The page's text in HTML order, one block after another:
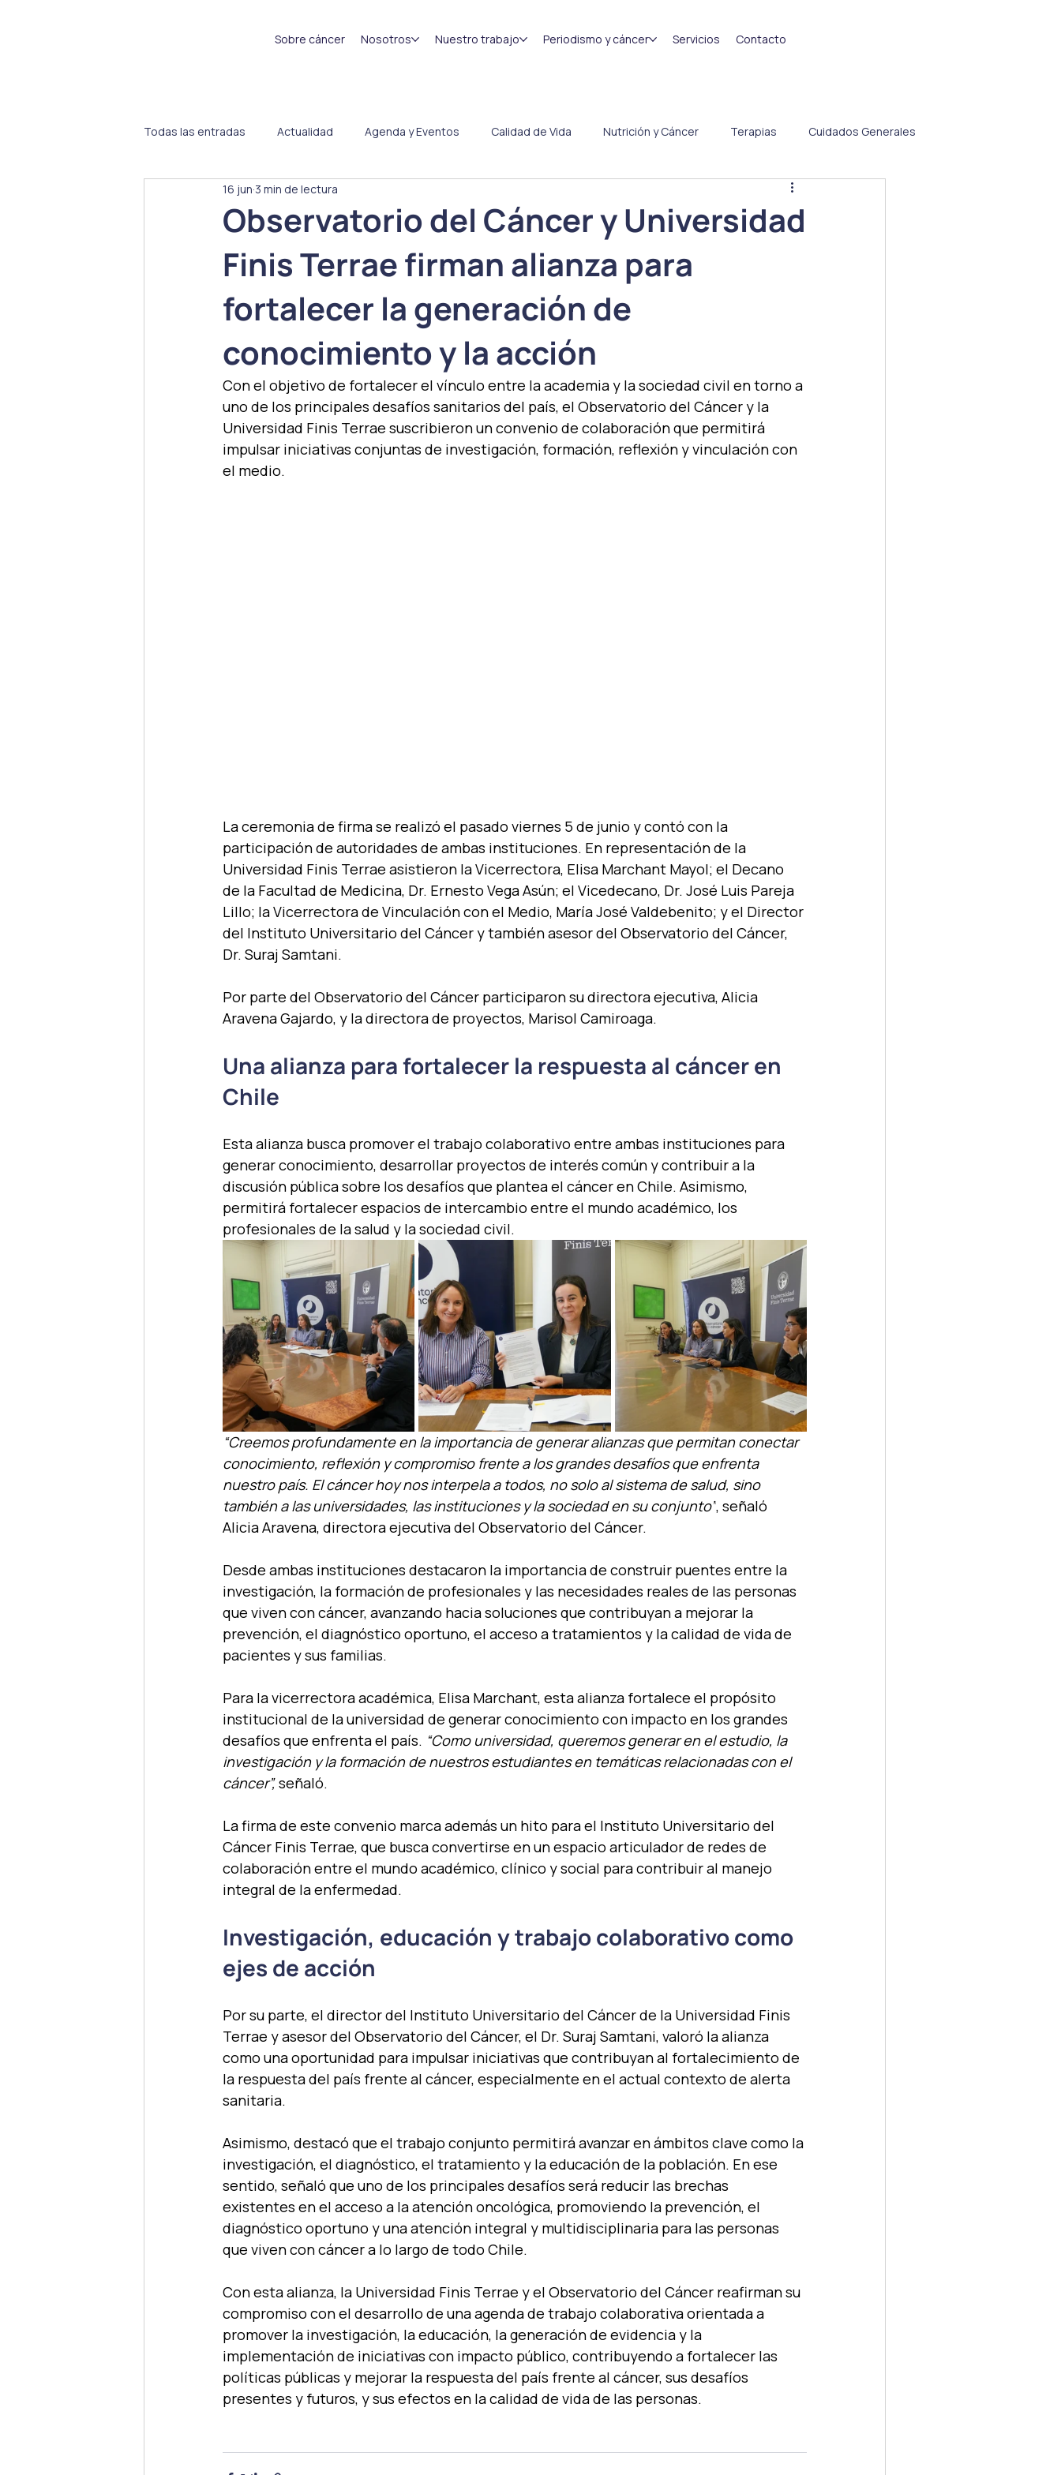
Sobre cáncer Nosotros Nuestro trabajo Periodismo y cáncer Servicios Contacto
Todas las entradas Actualidad Agenda y Eventos Calidad de Vida Nutrición y Cáncer Terapias Cuidados Generales
Sin categoría Proyectos
Observatorio del Cáncer y Universidad
Finis Terrae firman alianza para
fortalecer la generación de
conocimiento y la acción
16 jun 3 min de lectura
Con el objetivo de fortalecer el vínculo entre la academia y la sociedad civil en torno a
uno de los principales desafíos sanitarios del país, el Observatorio del Cáncer y la
Universidad Finis Terrae suscribieron un convenio de colaboración que permitirá
impulsar iniciativas conjuntas de investigación, formación, reflexión y vinculación con
el medio.
La ceremonia de firma se realizó el pasado viernes 5 de junio y contó con la
participación de autoridades de ambas instituciones. En representación de la
Universidad Finis Terrae asistieron la Vicerrectora, Elisa Marchant Mayol; el Decano
de la Facultad de Medicina, Dr. Ernesto Vega Asún; el Vicedecano, Dr. José Luis Pareja
Lillo; la Vicerrectora de Vinculación con el Medio, María José Valdebenito; y el Director
del Instituto Universitario del Cáncer y también asesor del Observatorio del Cáncer,
Dr. Suraj Samtani.
Por parte del Observatorio del Cáncer participaron su directora ejecutiva, Alicia
Aravena Gajardo, y la directora de proyectos, Marisol Camiroaga.
Una alianza para fortalecer la respuesta al cáncer en
Chile
Esta alianza busca promover el trabajo colaborativo entre ambas instituciones para
generar conocimiento, desarrollar proyectos de interés común y contribuir a la
discusión pública sobre los desafíos que plantea el cáncer en Chile. Asimismo,
permitirá fortalecer espacios de intercambio entre el mundo académico, los
profesionales de la salud y la sociedad civil.
“Creemos profundamente en la importancia de generar alianzas que permitan conectar
conocimiento, reflexión y compromiso frente a los grandes desafíos que enfrenta
nuestro país. El cáncer hoy nos interpela a todos, no solo al sistema de salud, sino
también a las universidades, las instituciones y la sociedad en su conjunto”, señaló
Alicia Aravena, directora ejecutiva del Observatorio del Cáncer.
Desde ambas instituciones destacaron la importancia de construir puentes entre la
investigación, la formación de profesionales y las necesidades reales de las personas
que viven con cáncer, avanzando hacia soluciones que contribuyan a mejorar la
prevención, el diagnóstico oportuno, el acceso a tratamientos y la calidad de vida de
pacientes y sus familias.
Para la vicerrectora académica, Elisa Marchant, esta alianza fortalece el propósito
institucional de la universidad de generar conocimiento con impacto en los grandes
desafíos que enfrenta el país. “Como universidad, queremos generar en el estudio, la
investigación y la formación de nuestros estudiantes en temáticas relacionadas con el
cáncer”, señaló.
La firma de este convenio marca además un hito para el Instituto Universitario del
Cáncer Finis Terrae, que busca convertirse en un espacio articulador de redes de
colaboración entre el mundo académico, clínico y social para contribuir al manejo
integral de la enfermedad.
Investigación, educación y trabajo colaborativo como
ejes de acción
Por su parte, el director del Instituto Universitario del Cáncer de la Universidad Finis
Terrae y asesor del Observatorio del Cáncer, el Dr. Suraj Samtani, valoró la alianza
como una oportunidad para impulsar iniciativas que contribuyan al fortalecimiento de
la respuesta del país frente al cáncer, especialmente en el actual contexto de alerta
sanitaria.
Asimismo, destacó que el trabajo conjunto permitirá avanzar en ámbitos clave como la
investigación, el diagnóstico, el tratamiento y la educación de la población. En ese
sentido, señaló que uno de los principales desafíos será reducir las brechas
existentes en el acceso a la atención oncológica, promoviendo la prevención, el
diagnóstico oportuno y una atención integral y multidisciplinaria para las personas
que viven con cáncer a lo largo de todo Chile.
Con esta alianza, la Universidad Finis Terrae y el Observatorio del Cáncer reafirman su
compromiso con el desarrollo de una agenda de trabajo colaborativa orientada a
promover la investigación, la educación, la generación de evidencia y la
implementación de iniciativas con impacto público, contribuyendo a fortalecer las
políticas públicas y mejorar la respuesta del país frente al cáncer, sus desafíos
presentes y futuros, y sus efectos en la calidad de vida de las personas.